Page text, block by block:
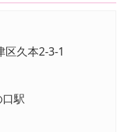
区久本2-3-1
駅